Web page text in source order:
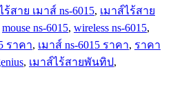
ร้สาย เมาส์ ns-6015, เมาส์ไร้สาย
mouse ns-6015, wireless ns-6015,
ราคา, เมาส์ ns-6015 ราคา, ราคา
, เมาส์ไร้สายพันทิป,